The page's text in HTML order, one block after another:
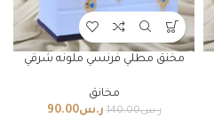
مخنق مطلي فرنسي ملونه شرقي
مخانق
ر.س140.00 ر.س90.00